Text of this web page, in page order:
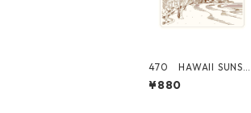
470 HAWAII SUNSET
シリーズ！ WAIKIKI
BEACH "Californi
¥880